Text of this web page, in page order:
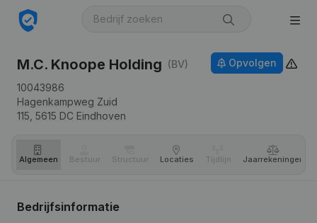
M.C. Knoope Holding (BV)
10043986
Hagenkampweg Zuid
115, 5615 DC Eindhoven
Opvolgen
Algemeen Bestuur Structuur Locaties Tijdlijn Jaar­rekeningen
Bedrijfsinformatie